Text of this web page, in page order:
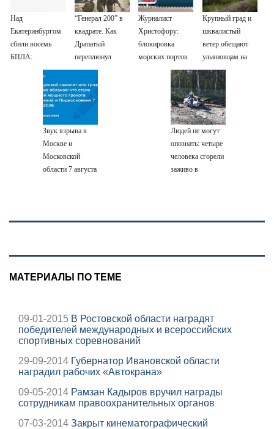
Над
Екатеринбургом
сбили восемь
БПЛА:
эвакуированы
800 сотрудников
Wildberries
“Генерал 200” в
квадрате. Как
Драпатый
переплюнул
Сырского
Журналист
Христофору:
блокировка
морских портов
— катастрофа
для Украины
Крупный град и
шквалистый
ветер обещают
ульяновцам на
выходные
Звук взрыва в
Москве и
Московской
области 7 августа
был громкий
Людей не могут
опознать: четыре
человека сгорели
заживо в
Новости
МАТЕРИАЛЫ ПО ТЕМЕ
09-01-2015 В Ростовской области наградят
победителей международных и всероссийских
спортивных соревнований
29-09-2014 Губернатор Ивановской области
наградил рабочих «Автокрана»
09-05-2014 Рамзан Кадыров вручил награды
сотрудникам правоохранительных органов
07-03-2014 Закрыт кинематографический